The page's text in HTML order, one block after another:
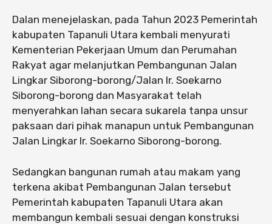
Dalan menejelaskan, pada Tahun 2023 Pemerintah
kabupaten Tapanuli Utara kembali menyurati
Kementerian Pekerjaan Umum dan Perumahan
Rakyat agar melanjutkan Pembangunan Jalan
Lingkar Siborong-borong/Jalan Ir. Soekarno
Siborong-borong dan Masyarakat telah
menyerahkan lahan secara sukarela tanpa unsur
paksaan dari pihak manapun untuk Pembangunan
Jalan Lingkar Ir. Soekarno Siborong-borong.
Sedangkan bangunan rumah atau makam yang
terkena akibat Pembangunan Jalan tersebut
Pemerintah kabupaten Tapanuli Utara akan
membangun kembali sesuai dengan konstruksi